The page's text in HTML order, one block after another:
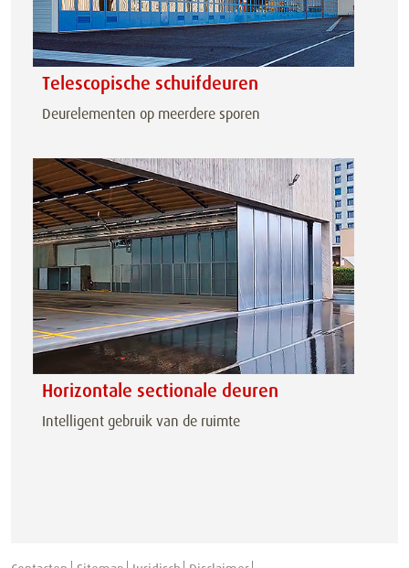
Telescopische schuifdeuren
Deurelementen op meerdere sporen
Horizontale sectionale deuren
Intelligent gebruik van de ruimte